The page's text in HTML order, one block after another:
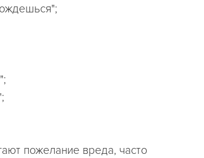
пожелание вреда, часто